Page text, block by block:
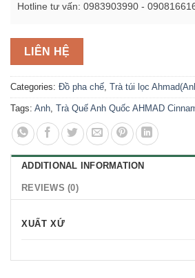
Hotline tư vấn: 0983903990 -
LIÊN HỆ
Categories: Đồ pha chế Trà túi lọc
Tags: Anh Trà Quế Anh Quốc AHMAD
ADDITIONAL INFORMATION
REVIEWS (0)
XUẤT XỨ